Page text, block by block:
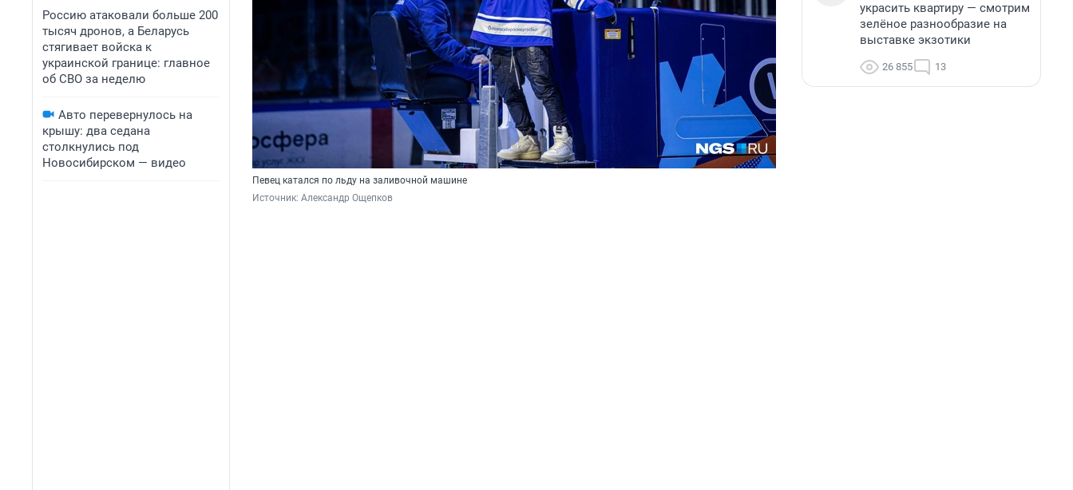
Россию атаковали больше 200
тысяч дронов, а Беларусь
стягивает войска к
украинской границе: главное
об СВО за неделю
Авто перевернулось на
крышу: два седана
столкнулись под
Новосибирском — видео
Певец катался по льду на заливочной машине
Источник: Александр Ощепков
украсить квартиру — смотрим
зелёное разнообразие на
выставке экзотики
26 855 13